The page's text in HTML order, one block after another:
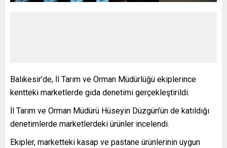
Balıkesir’de, İl Tarım ve Orman Müdürlüğü ekiplerince
kentteki marketlerde gıda denetimi gerçekleştirildi.
İl Tarım ve Orman Müdürü Hüseyin Düzgün’ün de katıldığı
denetimlerde marketlerdeki ürünler incelendi.
Ekipler, marketteki kasap ve pastane ürünlerinin uygun